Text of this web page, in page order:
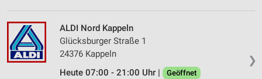
❯
ALDI Nord Kappeln
Glücksburger Straße 1
24376 Kappeln
Heute 07:00 - 21:00 Uhr |
Geöffnet